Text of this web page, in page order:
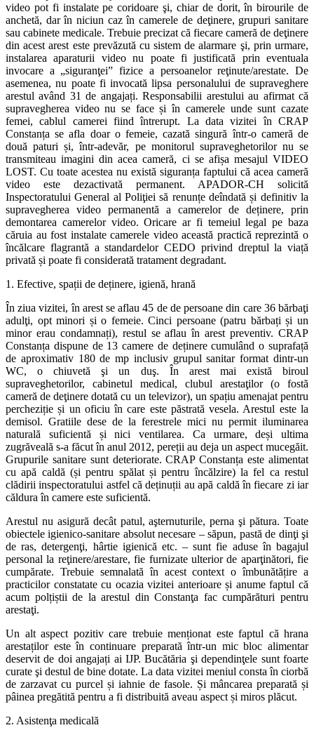
video pot fi instalate pe coridoare şi, chiar de dorit, în birourile de
anchetă, dar în niciun caz în camerele de deţinere, grupuri sanitare
sau cabinete medicale. Trebuie precizat că fiecare cameră de deţinere
din acest arest este prevăzută cu sistem de alarmare şi, prin urmare,
instalarea aparaturii video nu poate fi justificată prin eventuala
invocare a „siguranţei” fizice a persoanelor reţinute/arestate. De
asemenea, nu poate fi invocată lipsa personalului de supraveghere
arestul având 31 de angajați. Responsabilii arestului au afirmat că
supravegherea video nu se face și în camerele unde sunt cazate
femei, cablul camerei fiind întrerupt. La data vizitei în CRAP
Constanța se afla doar o femeie, cazată singură într-o cameră de
două paturi și, într-adevăr, pe monitorul supraveghetorilor nu se
transmiteau imagini din acea cameră, ci se afișa mesajul VIDEO
LOST. Cu toate acestea nu există siguranța faptului că acea cameră
video este dezactivată permanent. APADOR-CH solicită
Inspectoratului General al Poliţiei să renunțe deîndată și definitiv la
supravegherea video permanentă a camerelor de deținere, prin
demontarea camerelor video. Oricare ar fi temeiul legal pe baza
căruia au fost instalate camerele video această practică reprezintă o
încălcare flagrantă a standardelor CEDO privind dreptul la viață
privată și poate fi considerată tratament degradant.
1. Efective, spații de deținere, igienă, hrană
În ziua vizitei, în arest se aflau 45 de de persoane din care 36 bărbaţi
adulţi, opt minori și o femeie. Cinci persoane (patru bărbați și un
minor erau condamnați), restul se aflau în arest preventiv. CRAP
Constanța dispune de 13 camere de deținere cumulând o suprafață
de aproximativ 180 de mp inclusiv grupul sanitar format dintr-un
WC, o chiuvetă şi un duş. În arest mai există biroul
supraveghetorilor, cabinetul medical, clubul arestaţilor (o fostă
cameră de deţinere dotată cu un televizor), un spațiu amenajat pentru
percheziție și un oficiu în care este păstrată vesela. Arestul este la
demisol. Gratiile dese de la ferestrele mici nu permit iluminarea
naturală suficientă și nici ventilarea. Ca urmare, deși ultima
zugrăveală s-a făcut în anul 2012, pereții au deja un aspect mucegăit.
Grupurile sanitare sunt deteriorate. CRAP Constanța este alimentat
cu apă caldă (și pentru spălat și pentru încălzire) la fel ca restul
clădirii inspectoratului astfel că deținuții au apă caldă în fiecare zi iar
căldura în camere este suficientă.
Arestul nu asigură decât patul, aşternuturile, perna şi pătura. Toate
obiectele igienico-sanitare absolut necesare – săpun, pastă de dinţi şi
de ras, detergenţi, hârtie igienică etc. – sunt fie aduse în bagajul
personal la reţinere/arestare, fie furnizate ulterior de aparţinători, fie
cumpărate. Trebuie semnalată în acest context o îmbunătățire a
practicilor constatate cu ocazia vizitei anterioare și anume faptul că
acum polțiștii de la arestul din Constanţa fac cumpărături pentru
arestaţi.
Un alt aspect pozitiv care trebuie menționat este faptul că hrana
arestaților este în continuare preparată într-un mic bloc alimentar
deservit de doi angajați ai IJP. Bucătăria şi dependinţele sunt foarte
curate şi destul de bine dotate. La data vizitei meniul consta în ciorbă
de zarzavat cu purcel și iahnie de fasole. Și mâncarea preparată și
pâinea pregătită pentru a fi distribuită aveau aspect și miros plăcut.
2. Asistenţa medicală